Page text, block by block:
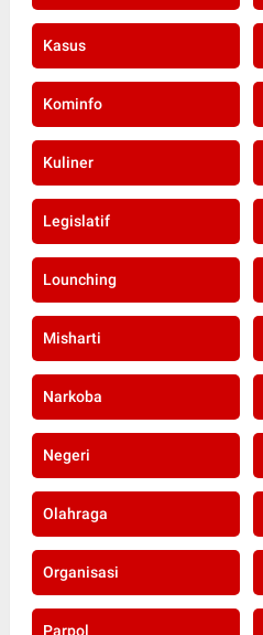
Kasus
Kominfo
Kuliner
Legislatif
Lounching
Misharti
Narkoba
Negeri
Olahraga
Organisasi
Parpol